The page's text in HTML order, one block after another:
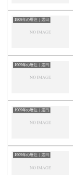
1909年の暦注｜選日
1909年の暦注｜選日
1909年の暦注｜選日
1909年の暦注｜選日